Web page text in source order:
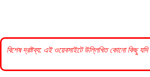
বিশেষ দ্রষ্টব্য: এই ওয়েবসাইটে উল্লিখিত কোনো কিছু যদি